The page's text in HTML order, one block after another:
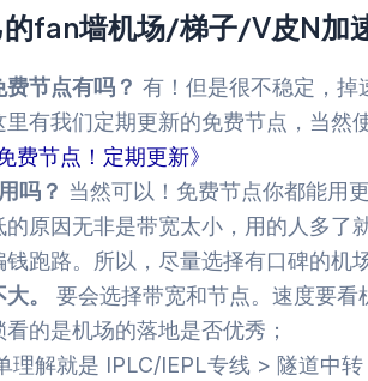
fan墙机场/梯子/V皮N加
节点有吗？ 有！但是很不稳定，掉
有我们定期更新的免费节点，当然
费节点！定期更新》
吗？ 当然可以！免费节点你都能用
原因无非是带宽太小，用的人多了
跑路。所以，尽量选择有口碑的机
。
要会选择带宽和节点。速度要
的是机场的落地是否优秀；
理解就是 IPLC/IEPL专线 > 隧道中